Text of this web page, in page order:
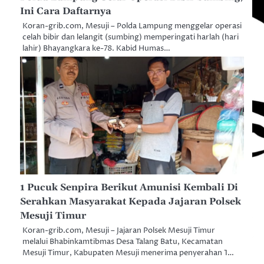
Ini Cara Daftarnya
Koran-grib.com, Mesuji – Polda Lampung menggelar operasi
celah bibir dan lelangit (sumbing) memperingati harlah (hari
lahir) Bhayangkara ke-78. Kabid Humas…
1 Pucuk Senpira Berikut Amunisi Kembali Di
Serahkan Masyarakat Kepada Jajaran Polsek
Mesuji Timur
Koran-grib.com, Mesuji – Jajaran Polsek Mesuji Timur
melalui Bhabinkamtibmas Desa Talang Batu, Kecamatan
Mesuji Timur, Kabupaten Mesuji menerima penyerahan 1…